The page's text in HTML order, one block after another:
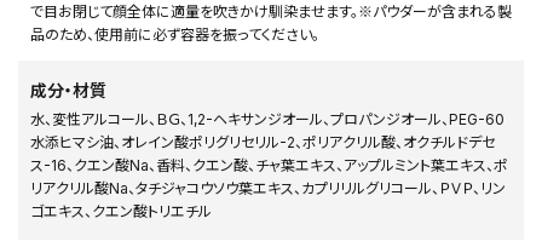
で目お閉じて顔全体に適量を吹きかけ馴染ませます。※パウダーが含まれる製
品のため、使用前に必ず容器を振ってください。
成分・材質
水、変性アルコール、ＢＧ、1,2-ヘキサンジオール、プロパンジオール、PEG-60
水添ヒマシ油、オレイン酸ポリグリセリル-2、ポリアクリル酸、オクチルドデセ
ス-16、クエン酸Na、香料、クエン酸、チャ葉エキス、アップルミント葉エキス、ポ
リアクリル酸Na、タチジャコウソウ葉エキス、カプリリルグリコール、ＰＶＰ、リン
ゴエキス、クエン酸トリエチル